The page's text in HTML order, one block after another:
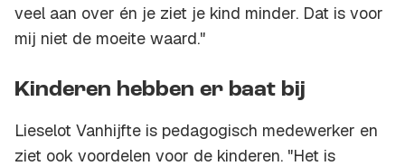
veel aan over én je ziet je kind minder. Dat is voor
mij niet de moeite waard."
Kinderen hebben er baat bij
Lieselot Vanhijfte is pedagogisch medewerker en
ziet ook voordelen voor de kinderen. "Het is